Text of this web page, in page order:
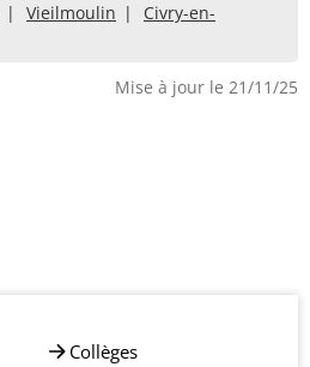
Vieilmoulin
Civry-en-
Mise à jour le 21/11/25
Collèges